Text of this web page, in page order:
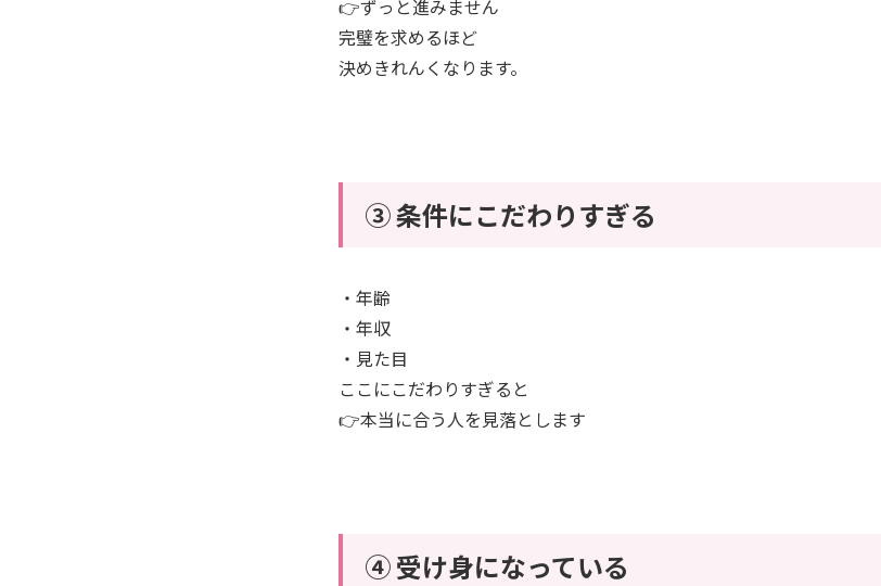
👉ずっと進みません
完璧を求めるほど
決めきれんくなります。
③ 条件にこだわりすぎる
・年齢
・年収
・見た目
ここにこだわりすぎると
👉本当に合う人を見落とします
④ 受け身になっている